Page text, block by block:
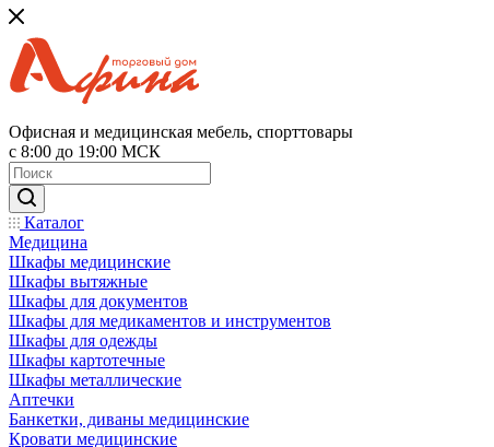
Офисная и медицинская мебель, спорттовары
с 8:00 до 19:00 МСК
Каталог
Медицина
Шкафы медицинские
Шкафы вытяжные
Шкафы для документов
Шкафы для медикаментов и инструментов
Шкафы для одежды
Шкафы картотечные
Шкафы металлические
Аптечки
Банкетки, диваны медицинские
Кровати медицинские